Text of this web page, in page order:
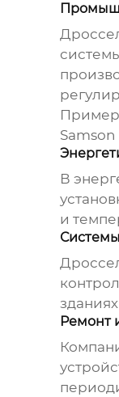
В
и
Ремонт